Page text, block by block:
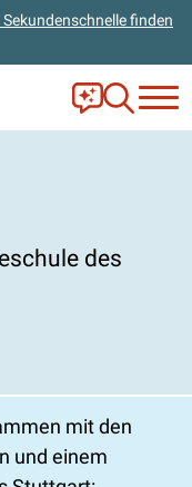
finden
Frag Ella!
Zur
des
mit den
und einem